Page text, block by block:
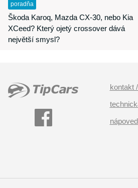
poradňa
Škoda Karoq, Mazda CX-30, nebo Kia
XCeed? Který ojetý crossover dává
největší smysl?
kontakt